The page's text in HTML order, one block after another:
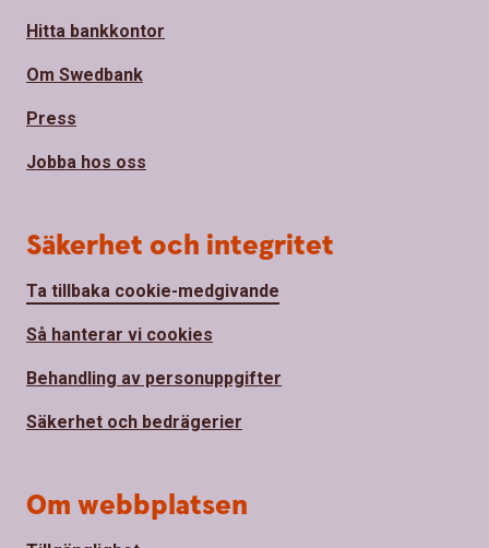
Hitta bankkontor
Om Swedbank
Press
Jobba hos oss
Säkerhet och integritet
Ta tillbaka cookie-medgivande
Så hanterar vi cookies
Behandling av personuppgifter
Säkerhet och bedrägerier
Om webbplatsen